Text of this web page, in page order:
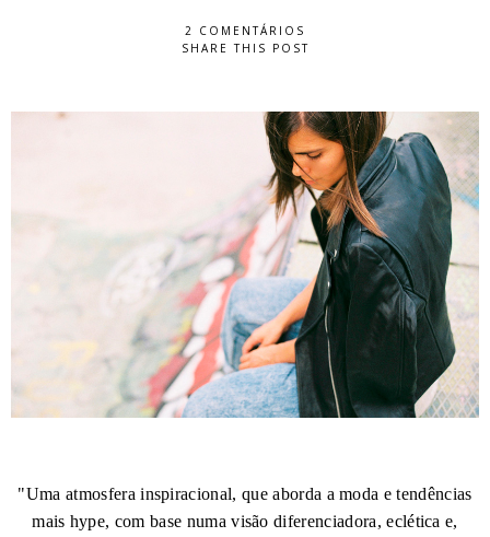
2 COMENTÁRIOS
SHARE THIS POST
"Uma atmosfera inspiracional, que aborda a moda e tendências
mais hype, com base numa visão diferenciadora, eclética e,